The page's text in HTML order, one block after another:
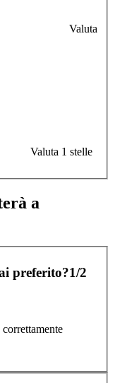
Valuta
Valuta 1 stelle
a
preferito?1/2